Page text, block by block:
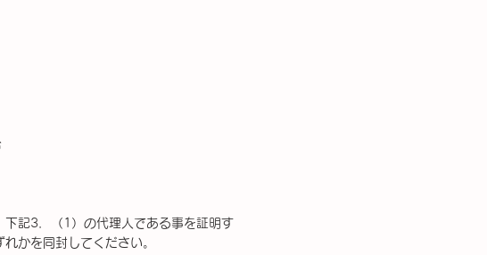
下記3．（1）の代理人である事を証明す
かを同封してください。